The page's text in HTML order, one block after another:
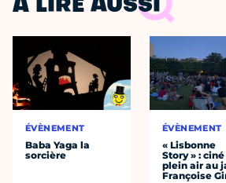
À LIRE AUSSI
ÉVÈNEMENT
Baba Yaga la
sorcière
ÉVÈNEMENT
« Lisbonne
Story » :
plein air au
Françoise